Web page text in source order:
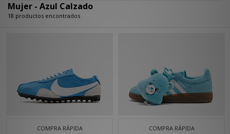
Mujer - Azul Calzado
18 productos encontrados
COMPRA RÁPIDA COMPRA RÁPIDA